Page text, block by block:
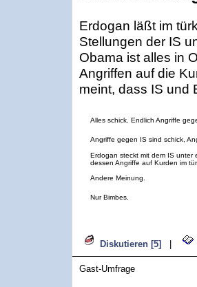
Erdogan läßt im
Stellungen der IS
Obama ist alles in
Angriffen auf die
meint, dass IS und
Alles schick. Endlich Angriffe
Angriffe gegen IS sind schick,
Erdogan steckt mit dem IS unter
dessen Angriffe auf Kurden im
Andere Meinung.
Nur Bimbes.
Diskutieren [5]
Gast-Umfrage